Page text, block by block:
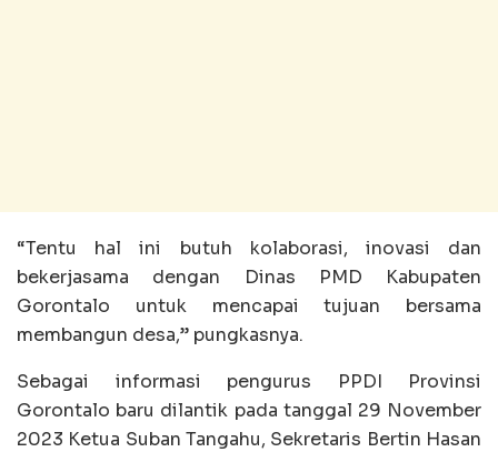
“Tentu hal ini butuh kolaborasi, inovasi dan
bekerjasama dengan Dinas PMD Kabupaten
Gorontalo untuk mencapai tujuan bersama
membangun desa,” pungkasnya.
Sebagai informasi pengurus PPDI Provinsi
Gorontalo baru dilantik pada tanggal 29 November
2023 Ketua Suban Tangahu, Sekretaris Bertin Hasan